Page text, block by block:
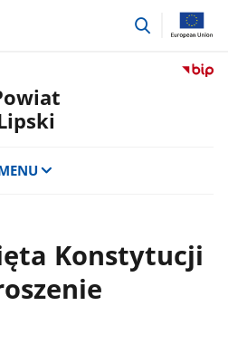
przejdź
Przejdź
Konstytucji